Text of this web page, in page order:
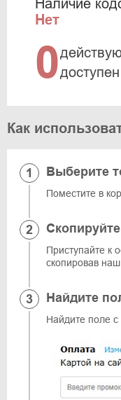
Наличие
Нет
0доступен
Как
Выберите
Поместите в
Приступайте к
скопировав
Найдите
Найдите поле с